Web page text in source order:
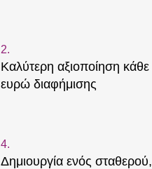
2.
Καλύτερη αξιοποίηση κάθε
ευρώ διαφήμισης
4.
Δημιουργία ενός σταθερού,